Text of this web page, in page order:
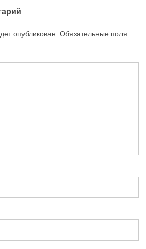
опубликован. Обязательные поля